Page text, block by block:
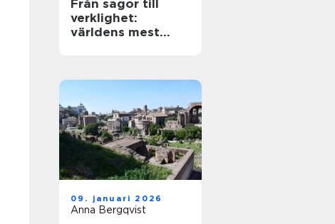
Från sagor till
verklighet:
världens mest
09. januari 2026
Anna Bergqvist